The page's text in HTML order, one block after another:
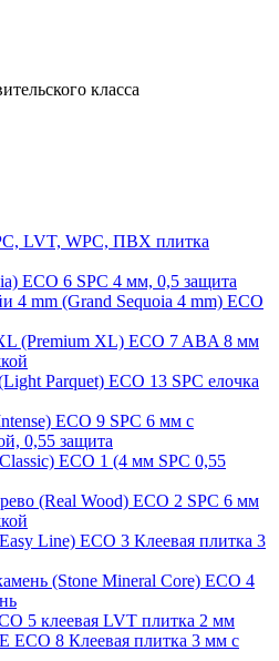
класса
LVT, WPC, ПВХ плитка
ECO 6 SPC 4 мм, 0,5 защита
4 mm (Grand Sequoia 4 mm) ECO
(Premium XL) ECO 7 ABA 8 мм
Parquet) ECO 13 SPC елочка
ECO 9 SPC 6 мм с
0,55 защита
ECO 1 (4 мм SPC 0,55
(Real Wood) ECO 2 SPC 6 мм
Line) ECO 3 Клеевая плитка 3
(Stone Mineral Core) ECO 4
5 клеевая LVT плитка 2 мм
ECO 8 Клеевая плитка 3 мм с